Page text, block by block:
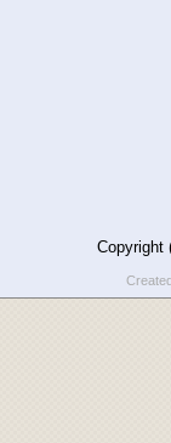
Copyright